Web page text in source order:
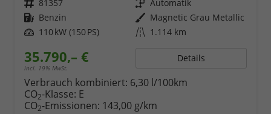
Fahrzeugnr. 81357 Getriebe Automatik
Kraftstoff Benzin Außenfarbe Magnetic Grau Metallic
Leistung 110 kW (150 PS) Kilometerstand 1.114 km
35.790,– €
incl. 19% MwSt.
Details
Verbrauch kombiniert: 6,30 l/100km
CO2-Klasse: E
CO2-Emissionen: 143,00 g/km